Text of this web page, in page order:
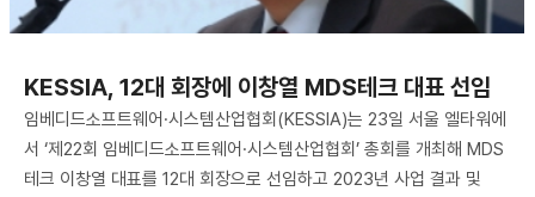
KESSIA, 12대 회장에 이창열 MDS테크 대표 선임
임베디드소프트웨어·시스템산업협회(KESSIA)는 23일 서울 엘타워에
서 ‘제22회 임베디드소프트웨어·시스템산업협회’ 총회를 개최해 MDS
테크 이창열 대표를 12대 회장으로 선임하고 2023년 사업 결과 및